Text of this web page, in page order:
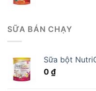
SỮA BÁN CHẠY
Sữa bột
0 ₫